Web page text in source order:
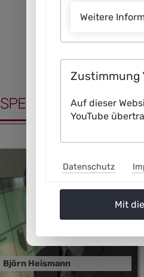
SPEAKER
Björn Heismann
Weitere
Zustimmung
Auf dieser
YouTube
Datenschutz
Mit